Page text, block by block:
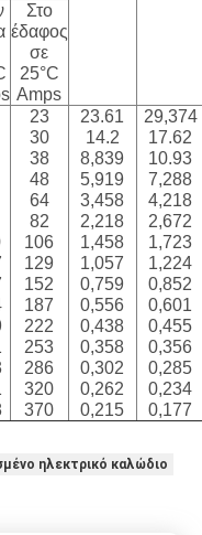
Στο
έδαφος
σε
25°C
Amps
23
30
38
48
64
82
106
129
152
187
222
253
286
320
370
23.61
14.2
8,839
5,919
3,458
2,218
1,458
1,057
0,759
0,556
0,438
0,358
0,302
0,262
0,215
29,374
17.62
10.93
7,288
4,218
2,672
1,723
1,224
0,852
0,601
0,455
0,356
0,285
0,234
0,177
ηλεκτρικό καλώδιο